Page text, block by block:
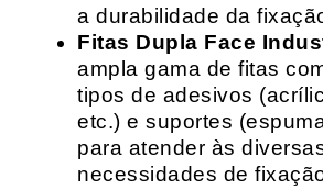
a durabilidade da
Fitas Dupla Face
ampla gama de fitas
tipos de adesivos
etc.) e suportes
para atender às
necessidades de